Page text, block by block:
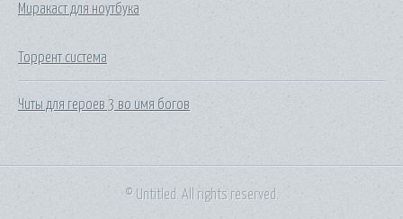
Миракаст для ноутбука
Торрент система
Читы для героев 3 во имя богов
© Untitled. All rights reserved.